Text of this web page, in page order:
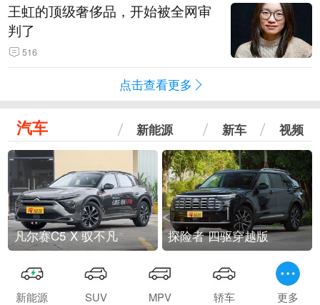
王虹的顶级奢侈品，开始被全网审
判了
516
点击查看更多
汽车 新能源 新车 视频
凡尔赛C5 X 驭不凡 探险者 四驱穿越版
新能源 SUV MPV 轿车 更多